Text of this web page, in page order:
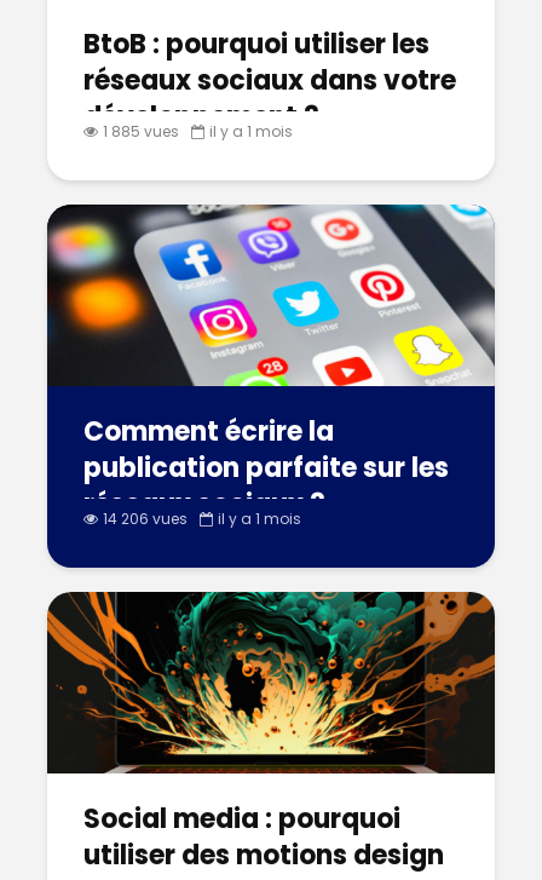
BtoB : pourquoi utiliser les
réseaux sociaux dans votre
développement ?
1 885 vues il y a 1 mois
Comment écrire la
publication parfaite sur les
réseaux sociaux ?
14 206 vues il y a 1 mois
Social media : pourquoi
utiliser des motions design